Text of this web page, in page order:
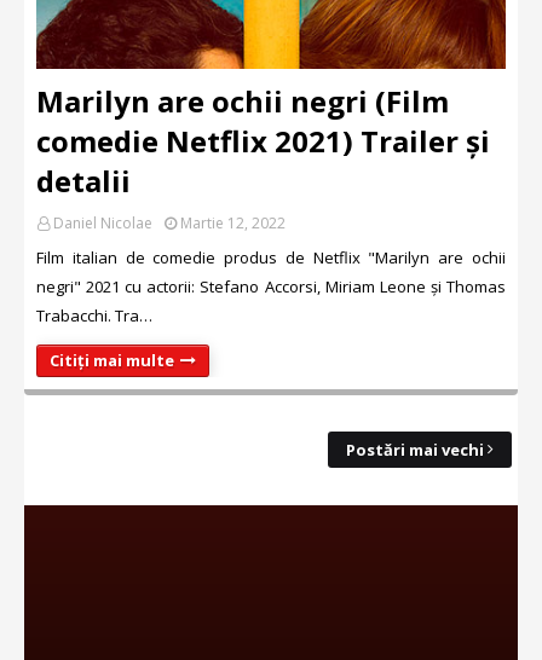
Marilyn are ochii negri (Film
comedie Netflix 2021) Trailer și
detalii
Daniel Nicolae Martie 12, 2022
Film italian de comedie produs de Netflix "Marilyn are ochii
negri" 2021 cu actorii: Stefano Accorsi, Miriam Leone și Thomas
Trabacchi. Tra…
Citiți mai multe
Postări mai vechi